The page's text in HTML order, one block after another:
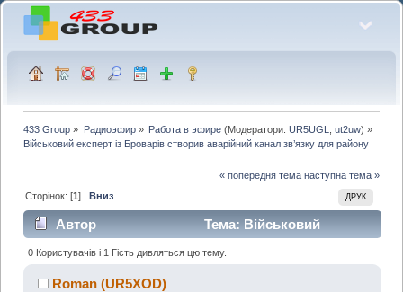
433 Group » Радиоэфир» Работа в эфире(Модератори: UR5UGL ut2uw) »
Військовий експерт із Броварів створив аварійний канал зв’язку для району
« попередня тема наступна тема »
ДРУК
Сторінок: [1]Вниз
Автор
Тема: Військовий
експерт із Броварів створив аварійний канал
зв’язку для району (Прочитано 19093 раз)
0 Користувачів і 1 Гість дивляться цю тему.
Roman (UR5XOD)